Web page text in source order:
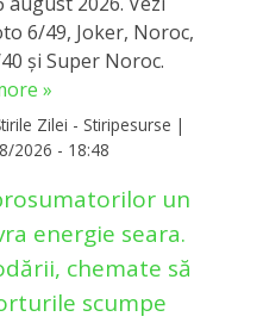
6/49, Joker, Noroc,
și Super Noroc.
»
Zilei - Stiripesurse |
2026 - 18:48
un
energie seara.
chemate să
scumpe